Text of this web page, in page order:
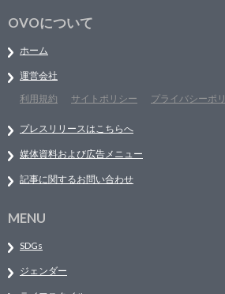
OVOについて
ホーム
運営会社
利用規約
サイトポリシー プライバシーポ
プレスリリースはこちらへ
媒体資料および広告メニュー
記事に関するお問い合わせ
MENU
SDGs
ジェンダー